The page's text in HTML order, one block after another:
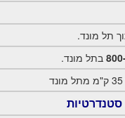
תל מונד.
בתל מונד.